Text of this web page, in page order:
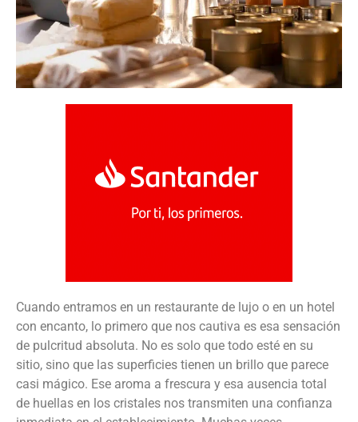
Cuando entramos en un restaurante de lujo o en un hotel
con encanto, lo primero que nos cautiva es esa sensación
de pulcritud absoluta. No es solo que todo esté en su
sitio, sino que las superficies tienen un brillo que parece
casi mágico. Ese aroma a frescura y esa ausencia total
de huellas en los cristales nos transmiten una confianza